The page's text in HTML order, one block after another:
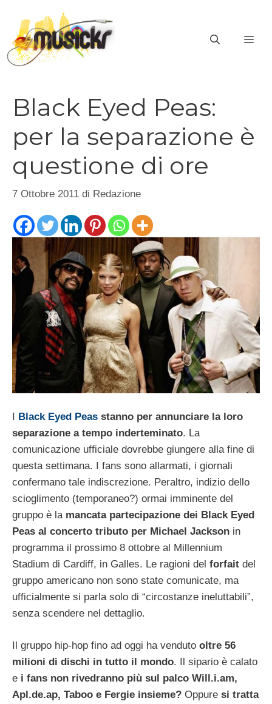
contenuto
Black Eyed Peas:
per la separazione è
questione di ore
7 Ottobre 2011 di Redazione
Black Eyed Peas stanno per annunciare la loro
separazione a tempo inderteminato. La
comunicazione ufficiale dovrebbe giungere alla fine di
questa settimana. I fans sono allarmati, i giornali
confermano tale indiscrezione. Peraltro, indizio dello
scioglimento (temporaneo?) ormai imminente del
gruppo è lamancata partecipazione dei Black Eyed
Peas al concerto tributo per Michael Jackson in
programma il prossimo 8 ottobre al Millennium
Stadium di Cardiff, in Galles. Le ragioni del forfait del
gruppo americano non sono state comunicate, ma
ufficialmente si parla solo di “circostanze ineluttabili”,
senza scendere nel dettaglio.
Il gruppo hip-hop fino ad oggi ha venduto oltre 56
milioni di dischi in tutto il mondo. Il sipario è calato
e i fans non rivedranno più sul palco Will.i.am,
Apl.de.ap, Taboo e Fergie insieme? Oppure si tratta